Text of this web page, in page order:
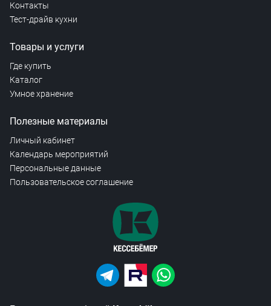
Контакты
Тест-драйв кухни
Товары и услуги
Где купить
Каталог
Умное хранение
Полезные материалы
Личный кабинет
Календарь мероприятий
Персональные данные
Пользовательское соглашение